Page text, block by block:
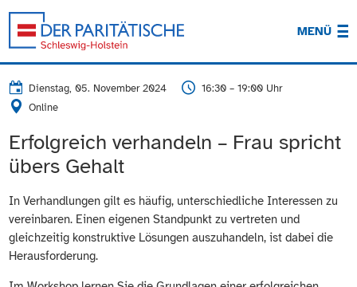
MENÜ
Dienstag, 05. November 2024
16:30 – 19:00 Uhr
Online
Erfolgreich verhandeln – Frau spricht
übers Gehalt
In Verhandlungen gilt es häufig, unterschiedliche Interessen zu
vereinbaren. Einen eigenen Standpunkt zu vertreten und
gleichzeitig konstruktive Lösungen auszuhandeln, ist dabei die
Herausforderung.